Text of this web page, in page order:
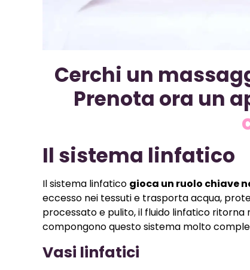
Cerchi un
Prenota ora un
Il sistema linfatico
Il sistema linfatico gioca un ruolo chiave
eccesso nei tessuti e trasporta acqua,
processato e pulito, il fluido linfatico
compongono questo sistema molto
Vasi linfatici